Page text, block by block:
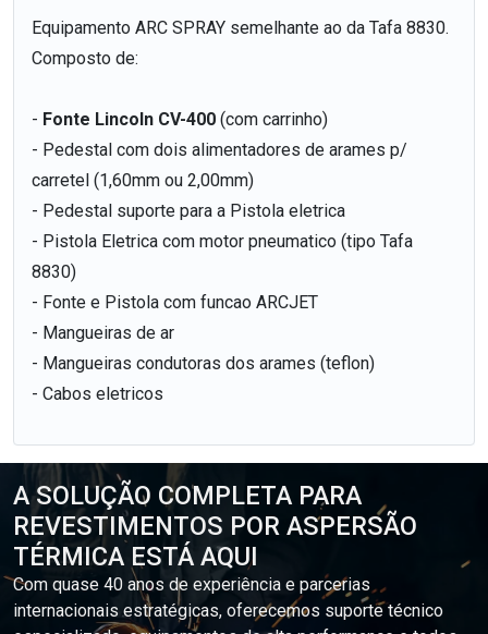
Equipamento ARC SPRAY semelhante ao da Tafa 8830.
Composto de:
- Fonte Lincoln CV-400 (com carrinho)
- Pedestal com dois alimentadores de arames p/
carretel (1,60mm ou 2,00mm)
- Pedestal suporte para a Pistola eletrica
- Pistola Eletrica com motor pneumatico (tipo Tafa
8830)
- Fonte e Pistola com funcao ARCJET
- Mangueiras de ar
- Mangueiras condutoras dos arames (teflon)
- Cabos eletricos
A SOLUÇÃO COMPLETA PARA
REVESTIMENTOS POR ASPERSÃO
TÉRMICA ESTÁ AQUI
Com quase 40 anos de experiência e parcerias
internacionais estratégicas, oferecemos suporte técnico